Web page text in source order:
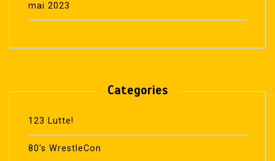
mai 2023
Categories
123 Lutte!
80's WrestleCon